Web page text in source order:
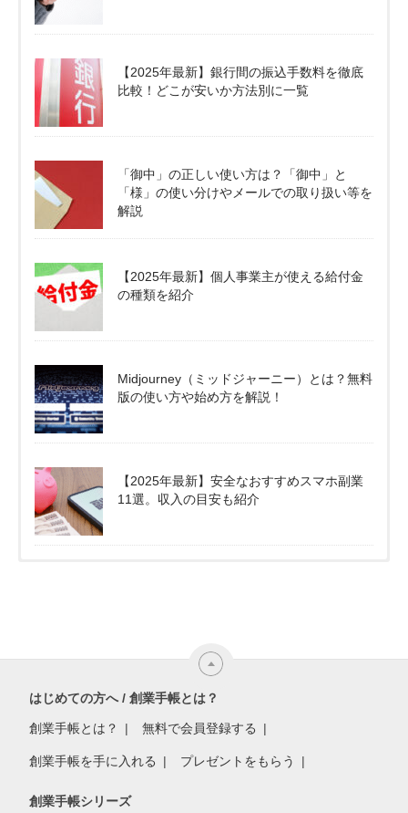
【2025年最新】銀行間の振込手数料を徹底
比較！どこが安いか方法別に一覧
「御中」の正しい使い方は？「御中」と
「様」の使い分けやメールでの取り扱い等を
解説
【2025年最新】個人事業主が使える給付金
の種類を紹介
Midjourney（ミッドジャーニー）とは？無料
版の使い方や始め方を解説！
【2025年最新】安全なおすすめスマホ副業
11選。収入の目安も紹介
はじめての方へ / 創業手帳とは？
創業手帳とは？ 無料で会員登録する
創業手帳を手に入れる プレゼントをもらう
創業手帳シリーズ